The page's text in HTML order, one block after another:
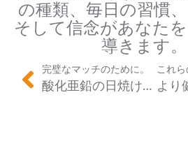
の種類、毎日の習慣、
そして信念があなたを
導きます。
完璧なマッチのために。
酸化亜鉛の日焼け止め粉末は、非スンナスクリーン製品で使用できますか？